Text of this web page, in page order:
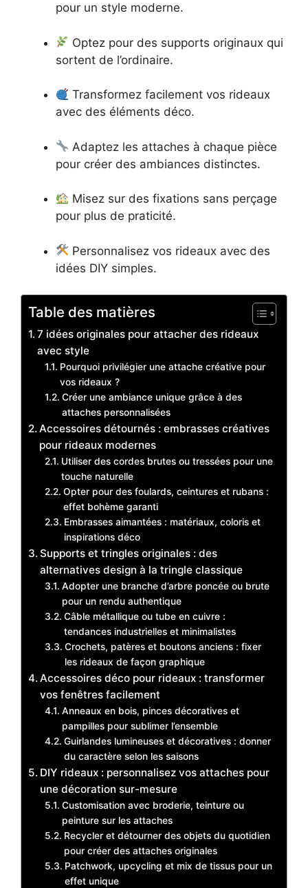
pour un style moderne.
Optez pour des supports originaux qui
sortent de l’ordinaire.
Transformez facilement vos rideaux
avec des éléments déco.
Adaptez les attaches à chaque pièce
pour créer des ambiances distinctes.
Misez sur des fixations sans perçage
pour plus de praticité.
Personnalisez vos rideaux avec des
idées DIY simples.
Table des matières
7 idées originales pour attacher des rideaux
avec style
Pourquoi privilégier une attache créative pour
vos rideaux ?
Créer une ambiance unique grâce à des
attaches personnalisées
Accessoires détournés : embrasses créatives
pour rideaux modernes
Utiliser des cordes brutes ou tressées pour une
touche naturelle
Opter pour des foulards, ceintures et rubans :
effet bohème garanti
Embrasses aimantées : matériaux, coloris et
inspirations déco
Supports et tringles originales : des
alternatives design à la tringle classique
Adopter une branche d’arbre poncée ou brute
pour un rendu authentique
Câble métallique ou tube en cuivre :
tendances industrielles et minimalistes
Crochets, patères et boutons anciens : fixer
les rideaux de façon graphique
Accessoires déco pour rideaux : transformer
vos fenêtres facilement
Anneaux en bois, pinces décoratives et
pampilles pour sublimer l’ensemble
Guirlandes lumineuses et décoratives : donner
du caractère selon les saisons
DIY rideaux : personnalisez vos attaches pour
une décoration sur-mesure
Customisation avec broderie, teinture ou
peinture sur les attaches
Recycler et détourner des objets du quotidien
pour créer des attaches originales
Patchwork, upcycling et mix de tissus pour un
effet unique